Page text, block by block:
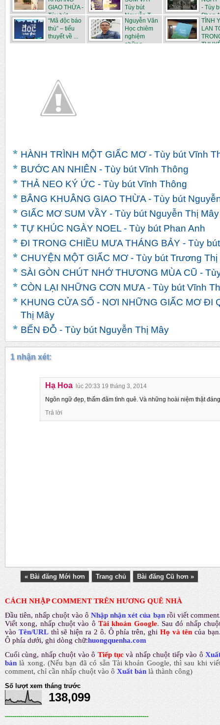
GIAO THỪA -
Tùy bút
Ngu...
Tùy bút
Nguyễn T...
- Tùy
Phan
“Mã độc báo
thù” – tiểu
thuyết về ...
Nguyễn Văn
Học chiêm
nghiệm
những ...
TÌNH
LAN
HÀNH TRÌNH MỘT GIẤC MƠ - Tùy bút Vĩnh
BƯỚC AN NHIÊN - Tùy bút Vĩnh Thông
THẢ NEO KÝ ỨC - Tùy bút Vĩnh Thông
BÂNG KHUÂNG GIAO THỪA - Tùy bút
GIẤC MƠ SUM VẦY - Tùy bút Nguyễn Thị Mây
TỰ KHÚC NGÀY NOEL - Tùy bút Phan Anh
ĐI TRONG CHIỀU MƯA THÁNG BẢY - Tùy
CHUYỆN MỘT GIẤC MƠ - Tùy bút Trương
SÀI GÒN CHÚT NHỚ THƯƠNG MÙA CŨ -
CÒN LẠI NHỮNG CƠN MƯA - Tùy bút Vĩnh
KHUNG CỬA SỔ - NƠI NHỮNG GIẤC MƠ ĐI
Thị Mây
BẾN ĐỖ - Tùy bút Nguyễn Thị Mây
1 nhận xét:
Hạ Hoa
lúc 20:33 19 tháng 3, 2014
Ngôn ngữ đẹp, thấm đãm tình quê. Và những hoài niệm thật
Trả lời
« Bài đăng Mới hơn Trang chủ Bài đăng Cũ hơn »
CÁCH NHẬP COMMENT TRÊN HƯƠNG QUÊ NHÀ
Đầu tiên, nhấp chuột vào ô Nhập nhận xét của bạn rồi viết comment
Viết xong, nhấp chuột vào ô Tài khoản Google. Sau đó nhấp
vào Tên/URL thì sẽ hiện ra 2 ô. Ô phía trên, ghi Họ và tên của
Ô phía dưới, ghi dòng chữ:huongquenha.com
Cuối cùng, nhấp chuột vào ô Tiếp tục và nhấp chuột tiếp vào ô
bản là xong.(Nếu bạn đã có sẵn Tài khoản Google, thì sau khi
comment, chỉ cần nhấp chuột vào ô Xuất bản là thành công)
Số lượt xem tháng trước
138,099
-------------------------------------------------------------------------